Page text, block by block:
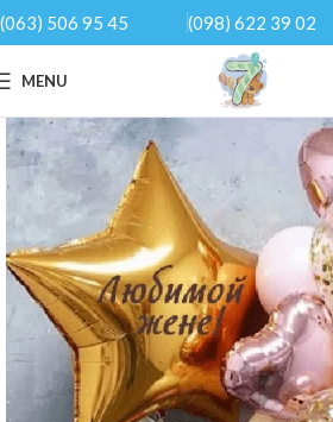
(063) 506 95 45 (098) 622 39 02
MENU